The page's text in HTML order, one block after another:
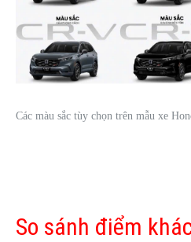
Các màu sắc tùy chọn trên mẫu xe
So sánh điểm